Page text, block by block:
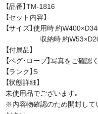
【品番】TM-1816
【セット内容】-
【サイズ】使用時 約
収納時 約
【付属品】
【ペグ・ロープ】写真をご確認
【ランク】S
【状態詳細】
未使用品でございます。
※内容物確認のため開封して